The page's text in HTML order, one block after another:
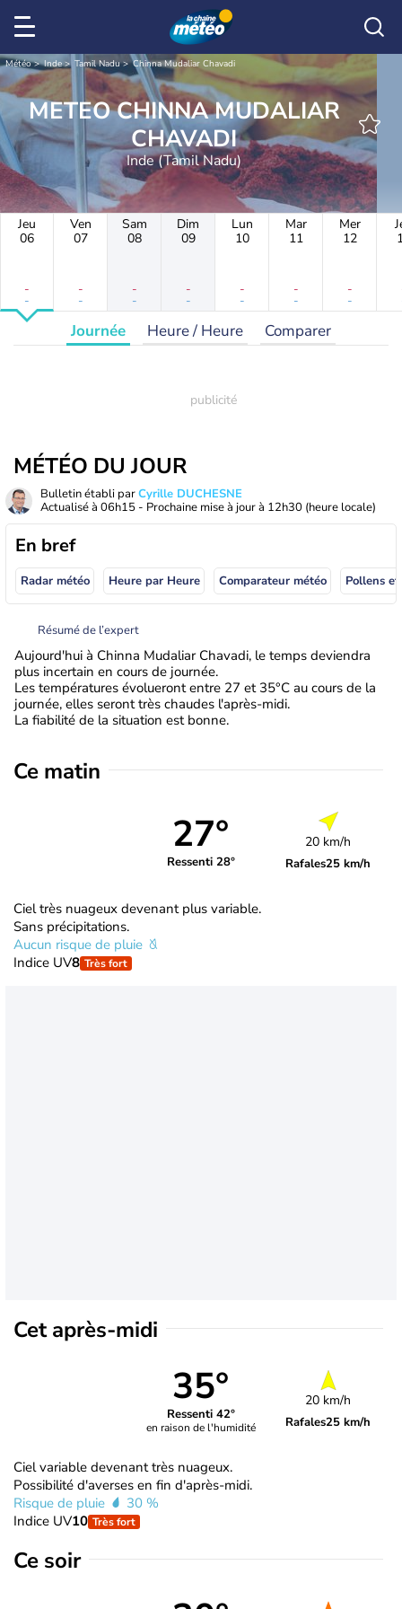
Météo Inde Tamil Nadu Chinna Mudaliar Chavadi
METEO CHINNA MUDALIAR
CHAVADI
Inde (Tamil Nadu)
Jeu
06
-
-
Ven
07
-
-
Sam
08
-
-
Dim
09
-
-
Lun
10
-
-
Mar
11
-
-
Mer
12
-
-
Journée Heure / Heure Comparer
MÉTÉO DU JOUR
Bulletin établi parCyrille DUCHESNE
Actualisé à 06h15 - Prochaine mise à jour à 12h30 (heure locale)
En bref
Radar météo Heure par Heure Comparateur météo Pollens
Résumé de l’expert
Aujourd'hui à Chinna Mudaliar Chavadi, le temps deviendra
plus incertain en cours de journée.
Les températures évolueront entre 27 et 35°C au cours de la
journée, elles seront très chaudes l'après-midi.
La fiabilité de la situation est bonne.
Ce matin
27°
Ressenti 28°
20 km/h
Rafales25 km/h
Ciel très nuageux devenant plus variable.
Sans précipitations.
Aucun risque de pluie
Indice UV8 Très fort
Cet après-midi
35°
Ressenti 42°
en raison de l'humidité
20 km/h
Rafales25 km/h
Ciel variable devenant très nuageux.
Possibilité d'averses en fin d'après-midi.
Risque de pluie
30 %
Indice UV10 Très fort
Ce soir